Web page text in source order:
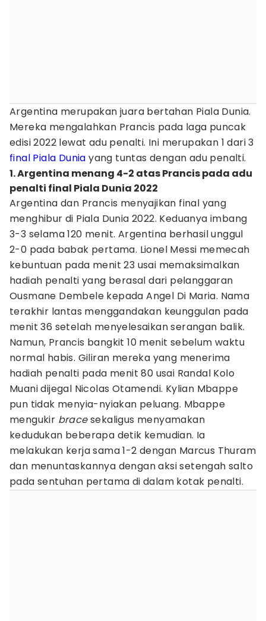
Argentina merupakan juara bertahan Piala Dunia.
Mereka mengalahkan Prancis pada laga puncak
edisi 2022 lewat adu penalti. Ini merupakan 1 dari 3
final Piala Dunia yang tuntas dengan adu penalti.
1. Argentina menang 4-2 atas Prancis pada adu
penalti final Piala Dunia 2022
Argentina dan Prancis menyajikan final yang
menghibur di Piala Dunia 2022. Keduanya imbang
3-3 selama 120 menit. Argentina berhasil unggul
2-0 pada babak pertama. Lionel Messi memecah
kebuntuan pada menit 23 usai memaksimalkan
hadiah penalti yang berasal dari pelanggaran
Ousmane Dembele kepada Angel Di Maria. Nama
terakhir lantas menggandakan keunggulan pada
menit 36 setelah menyelesaikan serangan balik.
Namun, Prancis bangkit 10 menit sebelum waktu
normal habis. Giliran mereka yang menerima
hadiah penalti pada menit 80 usai Randal Kolo
Muani dijegal Nicolas Otamendi. Kylian Mbappe
pun tidak menyia-nyiakan peluang. Mbappe
mengukir bracesekaligus menyamakan
kedudukan beberapa detik kemudian. Ia
melakukan kerja sama 1-2 dengan Marcus Thuram
dan menuntaskannya dengan aksi setengah salto
pada sentuhan pertama di dalam kotak penalti.